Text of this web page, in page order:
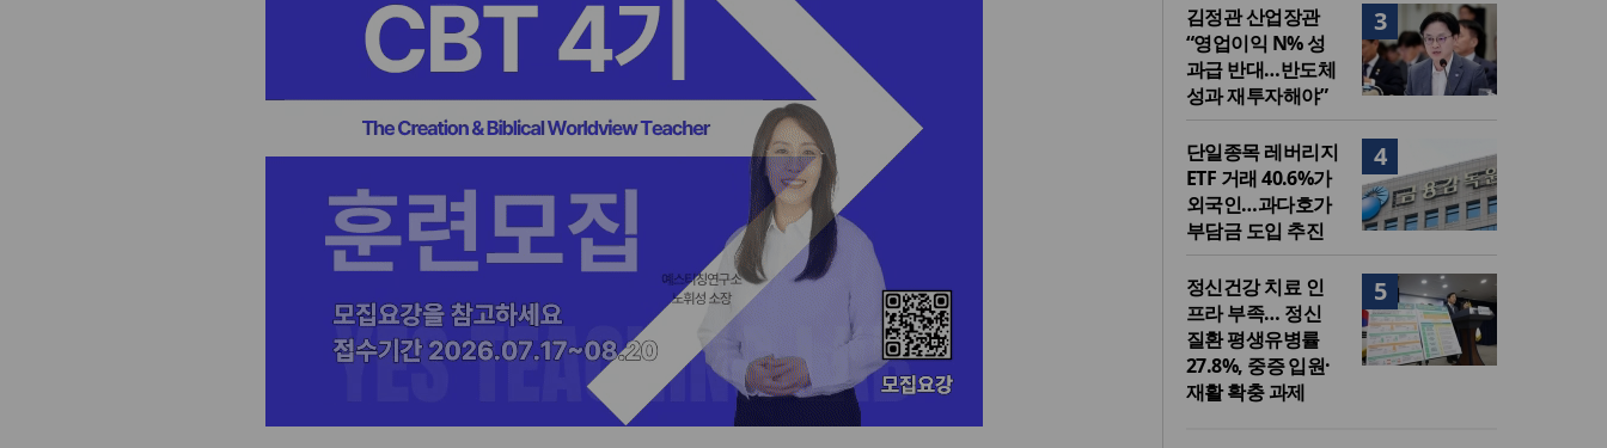
3
김정관 산업장관
“영업이익 N% 성
과급 반대…반도체
성과 재투자해야”
4
단일종목 레버리지
ETF 거래 40.6%가
외국인…과다호가
부담금 도입 추진
5
정신건강 치료 인
프라 부족… 정신
질환 평생유병률
27.8%, 중증 입원·
재활 확충 과제